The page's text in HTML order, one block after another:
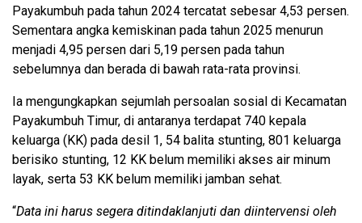
Payakumbuh pada tahun 2024 tercatat sebesar 4,53 persen.
Sementara angka kemiskinan pada tahun 2025 menurun
menjadi 4,95 persen dari 5,19 persen pada tahun
sebelumnya dan berada di bawah rata-rata provinsi.
Ia mengungkapkan sejumlah persoalan sosial di Kecamatan
Payakumbuh Timur, di antaranya terdapat 740 kepala
keluarga (KK) pada desil 1, 54 balita stunting, 801 keluarga
berisiko stunting, 12 KK belum memiliki akses air minum
layak, serta 53 KK belum memiliki jamban sehat.
“Data ini harus segera ditindaklanjuti dan diintervensi oleh